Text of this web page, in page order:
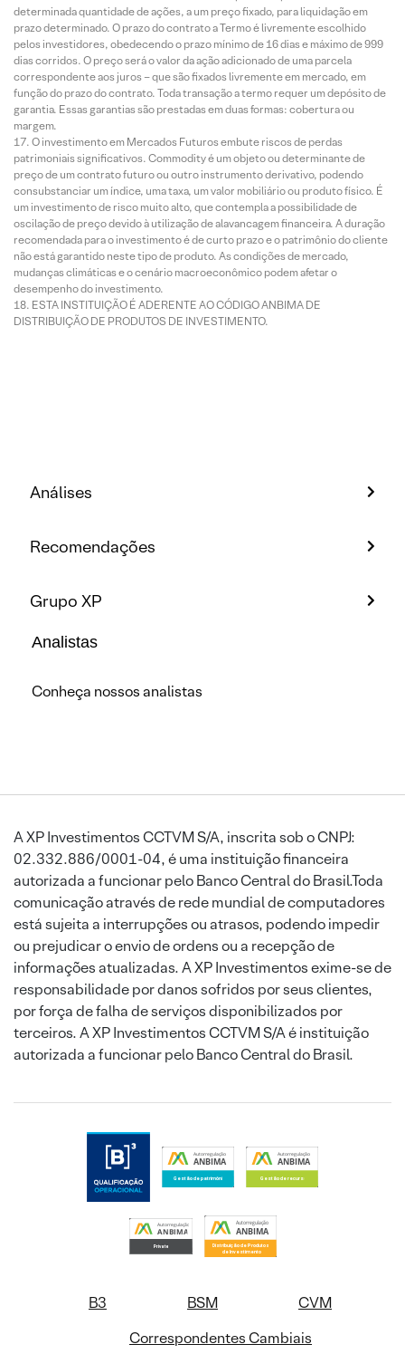
determinada quantidade de ações, a um preço fixado, para liquidação em
prazo determinado. O prazo do contrato a Termo é livremente escolhido
pelos investidores, obedecendo o prazo mínimo de 16 dias e máximo de 999
dias corridos. O preço será o valor da ação adicionado de uma parcela
correspondente aos juros – que são fixados livremente em mercado, em
função do prazo do contrato. Toda transação a termo requer um depósito de
garantia. Essas garantias são prestadas em duas formas: cobertura ou
margem.
O investimento em Mercados Futuros embute riscos de perdas
patrimoniais significativos. Commodity é um objeto ou determinante de
preço de um contrato futuro ou outro instrumento derivativo, podendo
consubstanciar um índice, uma taxa, um valor mobiliário ou produto físico. É
um investimento de risco muito alto, que contempla a possibilidade de
oscilação de preço devido à utilização de alavancagem financeira. A duração
recomendada para o investimento é de curto prazo e o patrimônio do cliente
não está garantido neste tipo de produto. As condições de mercado,
mudanças climáticas e o cenário macroeconômico podem afetar o
desempenho do investimento.
ESTA INSTITUIÇÃO É ADERENTE AO CÓDIGO ANBIMA DE
DISTRIBUIÇÃO DE PRODUTOS DE INVESTIMENTO.
Análises
Recomendações
Grupo XP
Analistas
Conheça nossos analistas
A XP Investimentos CCTVM S/A, inscrita sob o CNPJ:
02.332.886/0001-04, é uma instituição financeira
autorizada a funcionar pelo Banco Central do Brasil.Toda
comunicação através de rede mundial de computadores
está sujeita a interrupções ou atrasos, podendo impedir
ou prejudicar o envio de ordens ou a recepção de
informações atualizadas. A XP Investimentos exime-se de
responsabilidade por danos sofridos por seus clientes,
por força de falha de serviços disponibilizados por
terceiros. A XP Investimentos CCTVM S/A é instituição
autorizada a funcionar pelo Banco Central do Brasil.
B3 BSM
CVM
Correspondentes Cambiais